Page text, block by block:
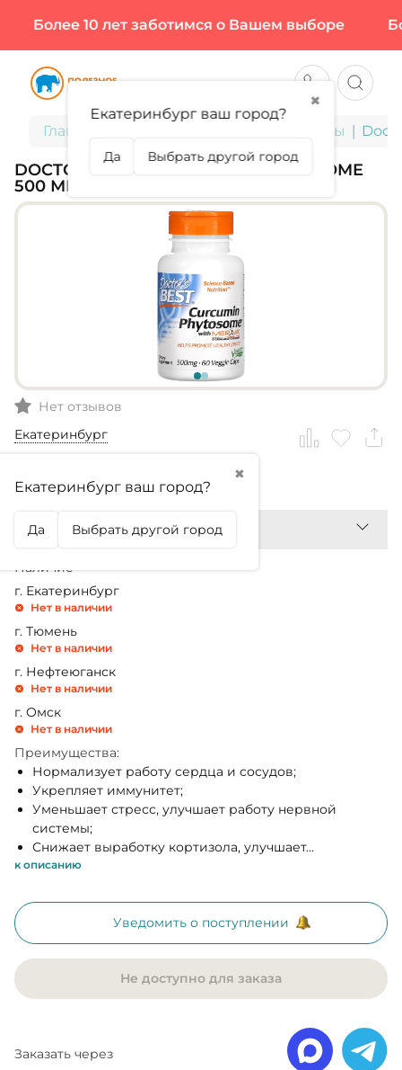
Более 10 лет заботимся о Вашем выборе
Главная БАДы для здоровья и красоты
DOCTOR'S BEST, CURCUMIN PHYTOSOME
500 МГ, 60 КАПС (30 ПОРЦИЙ)
Нет отзывов
Екатеринбург
✖
Екатеринбург ваш город?
Да Выбрать другой город
2 990,99₽
Наличие
г. Екатеринбург
Нет в наличии
г. Тюмень
Нет в наличии
г. Нефтеюганск
Нет в наличии
г. Омск
Нет в наличии
Преимущества:
Нормализует работу сердца и сосудов;
Укрепляет иммунитет;
Уменьшает стресс, улучшает работу нервной
системы;
Снижает выработку кортизола, улучшает...
к описанию
Уведомить о поступлении
Не доступно для заказа
Заказать через
✖
Екатеринбург ваш город?
Да Выбрать другой город